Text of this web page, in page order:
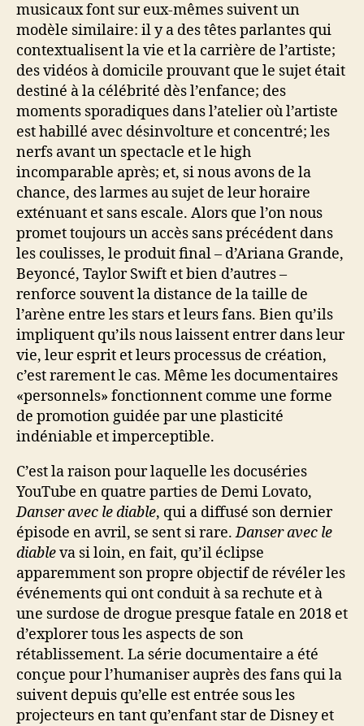
musicaux font sur eux-mêmes suivent un
modèle similaire: il y a des têtes parlantes qui
contextualisent la vie et la carrière de l’artiste;
des vidéos à domicile prouvant que le sujet était
destiné à la célébrité dès l’enfance; des
moments sporadiques dans l’atelier où l’artiste
est habillé avec désinvolture et concentré; les
nerfs avant un spectacle et le high
incomparable après; et, si nous avons de la
chance, des larmes au sujet de leur horaire
exténuant et sans escale. Alors que l’on nous
promet toujours un accès sans précédent dans
les coulisses, le produit final – d’Ariana Grande,
Beyoncé, Taylor Swift et bien d’autres –
renforce souvent la distance de la taille de
l’arène entre les stars et leurs fans. Bien qu’ils
impliquent qu’ils nous laissent entrer dans leur
vie, leur esprit et leurs processus de création,
c’est rarement le cas. Même les documentaires
«personnels» fonctionnent comme une forme
de promotion guidée par une plasticité
indéniable et imperceptible.
C’est la raison pour laquelle les docuséries
YouTube en quatre parties de Demi Lovato,
Danser avec le diable, qui a diffusé son dernier
épisode en avril, se sent si rare.Danser avec le
diableva si loin, en fait, qu’il éclipse
apparemment son propre objectif de révéler les
événements qui ont conduit à sa rechute et à
une surdose de drogue presque fatale en 2018 et
d’explorer tous les aspects de son
rétablissement. La série documentaire a été
conçue pour l’humaniser auprès des fans qui la
suivent depuis qu’elle est entrée sous les
projecteurs en tant qu’enfant star de Disney et